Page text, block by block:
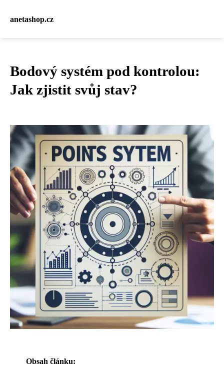
anetashop.cz
Bodový systém pod kontrolou:
Jak zjistit svůj stav?
Obsah článku: